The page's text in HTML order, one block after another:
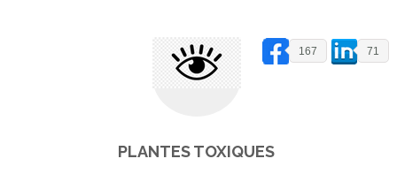
167 71
PLANTES TOXIQUES